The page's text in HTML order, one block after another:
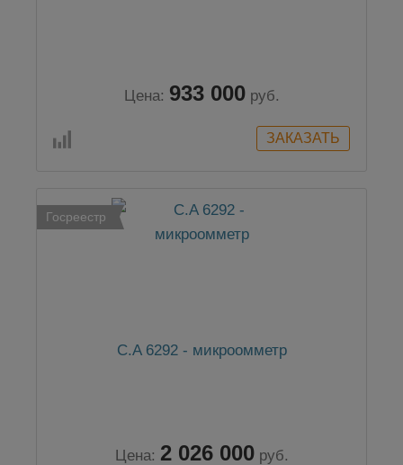
Цена: 933 000 руб.
Госреестр
C.A 6292 - микроомметр
Цена: 2 026 000 руб.